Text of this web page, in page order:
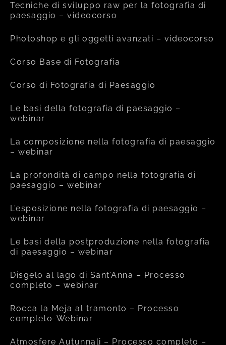
Tecniche di sviluppo raw per la fotografia di
paesaggio – videocorso
Photoshop e gli oggetti avanzati – videocorso
Corso Base di Fotografia
Corso di Fotografia di Paesaggio
Le basi della fotografia di paesaggio –
webinar
La composizione nella fotografia di paesaggio
– webinar
La profondità di campo nella fotografia di
paesaggio – webinar
L’esposizione nella fotografia di paesaggio –
webinar
Le basi della postproduzione nella fotografia
di paesaggio – webinar
Disgelo al lago di Sant’Anna – Processo
completo – webinar
Rocca la Meja al tramonto – Processo
completo-Webinar
Atmosfere Autunnali – Processo completo –